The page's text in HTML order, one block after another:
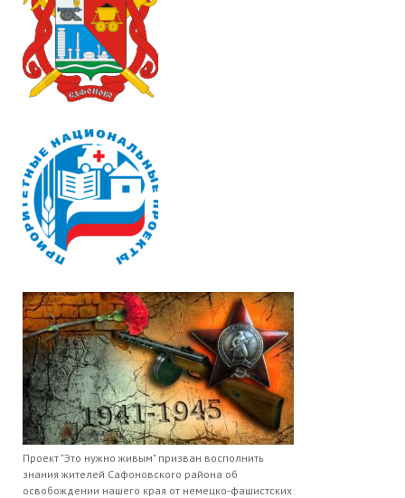
Проект "Это нужно живым" призван восполнить
знания жителей Сафоновского района об
освобождении нашего края от немецко-фашистских